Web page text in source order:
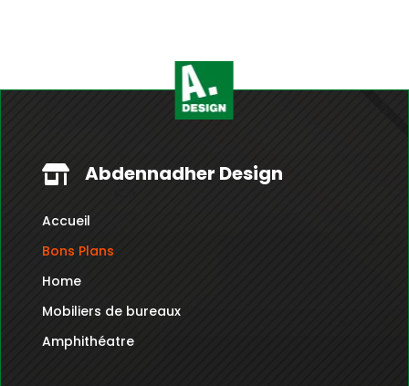
 Abdennadher Design
Accueil
Bons Plans
Home
Mobiliers de bureaux
Amphithéatre